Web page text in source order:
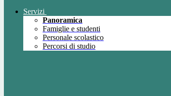
Servizi
Panoramica
Famiglie e studenti
Personale scolastico
Percorsi di studio